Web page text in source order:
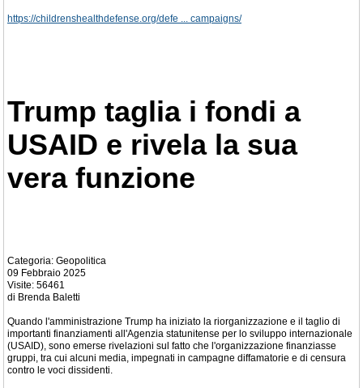
https://childrenshealthdefense.org/defe ... campaigns/
Trump taglia i fondi a
USAID e rivela la sua
vera funzione
Categoria: Geopolitica
09 Febbraio 2025
Visite: 56461
di Brenda Baletti
Quando l'amministrazione Trump ha iniziato la riorganizzazione e il taglio di
importanti finanziamenti all'Agenzia statunitense per lo sviluppo internazionale
(USAID), sono emerse rivelazioni sul fatto che l'organizzazione finanziasse
gruppi, tra cui alcuni media, impegnati in campagne diffamatorie e di censura
contro le voci dissidenti.